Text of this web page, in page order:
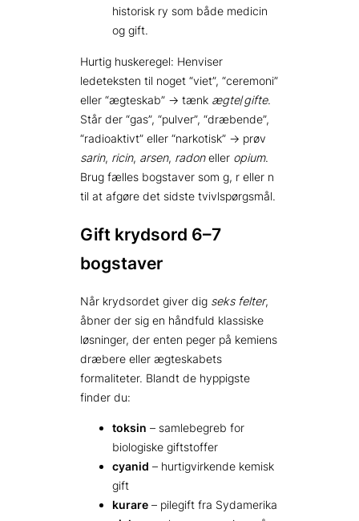
historisk ry som både medicin
og gift.
Hurtig huskeregel: Henviser
ledeteksten til noget “viet”, “ceremoni”
eller “ægteskab” → tænk ægte/gifte.
Står der “gas”, “pulver”, “dræbende”,
“radioaktivt” eller “narkotisk” → prøv
sarin, ricin, arsen, radoneller opium.
Brug fælles bogstaver som g, r eller n
til at afgøre det sidste tvivlspørgsmål.
Gift krydsord 6–7
bogstaver
Når krydsordet giver dig seks felter,
åbner der sig en håndfuld klassiske
løsninger, der enten peger på kemiens
dræbere eller ægteskabets
formaliteter. Blandt de hyppigste
finder du:
toksin – samlebegreb for
biologiske giftstoffer
cyanid – hurtigvirkende kemisk
gift
kurare – pilegift fra Sydamerika